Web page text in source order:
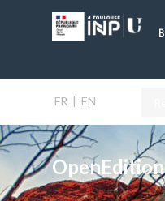
FR | EN
OpenEdition